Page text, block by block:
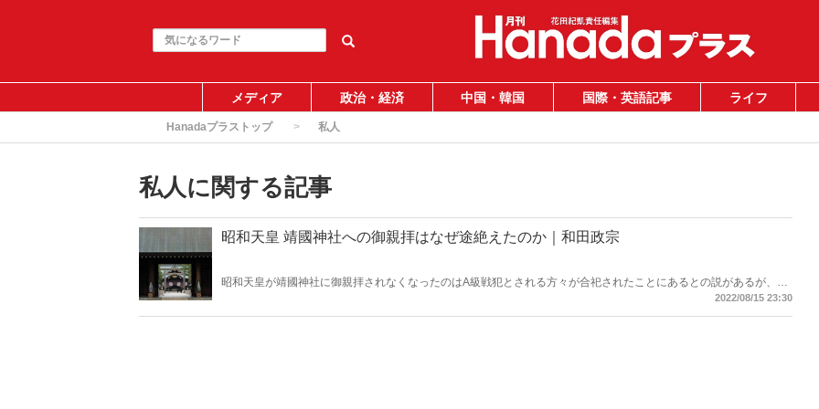
メディア 政治・経済 中国・韓国 国際・英語記事 ライフ
Hanadaプラストップ 私人
私人に関する記事
昭和天皇 靖國神社への御親拝はなぜ途絶えたのか｜和田政宗
昭和天皇が靖國神社に御親拝されなくなったのはA級戦犯とされる方々が合祀されたことにあるとの説があるが、A
2022/08/15 23:30